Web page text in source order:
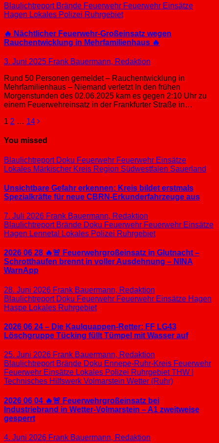
Blaulichtreport Brände Feuerwehr Feuerwehr Einsätze
Hagen Lokales Polizei Ruhrgebiet
🔥 Nächtlicher Feuerwehr-Großeinsatz wegen
Rauchentwicklung in Mehrfamilienhaus 🔥
3. Juni 2025 Frank Bauermann, Redaktion
Rund 50 Personen gemeldet – Rauchentwicklung in
Mehrfamilienhaus – Niemand verletzt In den frühen
Morgenstunden des 02.06.2025 kam es gegen 2:10 Uhr zu
einem Feuerwehreinsatz in der Frankfurter Straße in…
Seitennummerierung
der
1 2 … 14
You missed
Blaulichtreport Doku Feuerwehr Feuerwehr Einsätze
Lokales Märkischer Kreis Region Südwestfalen Sauerland
Unsichtbare Gefahr erkennen: Kreis bildet erstmals
Spezialkräfte für neue CBRN-Erkunderfahrzeuge aus
7. Juli 2026 Frank Bauermann, Redaktion
Blaulichtreport Brände Doku Feuerwehr Feuerwehr Einsätze
Hagen Lennetal Lokales Polizei Ruhrgebiet
2026 06 28 🔥🚨 Feuerwehrgroßeinsatz in Glutnacht –
Schrotthaufen brennt in voller Ausdehnung – NINA
WarnApp
28. Juni 2026 Frank Bauermann, Redaktion
Blaulichtreport Doku Feuerwehr Feuerwehr Einsätze Hagen
Haspe Lokales Ruhrgebiet
2026 06 24 – Die Kaulquappen-Retter: FF LG43
Löschgruppe Tücking füllt Tümpel mit Wasser auf
25. Juni 2026 Frank Bauermann, Redaktion
Blaulichtreport Brände Doku Ennepe-Ruhr-Kreis Feuerwehr
Feuerwehr Einsätze Lokales Polizei RuhrgebietTHW |
Technisches Hilfswerk Volmarstein Wetter (Ruhr)
2026 06 04 🔥🚨 Feuerwehrgroßeinsatz bei
Industriebrand in Wetter-Volmarstein – A1 zweitweise
gesperrt
4. Juni 2026 Frank Bauermann, Redaktion